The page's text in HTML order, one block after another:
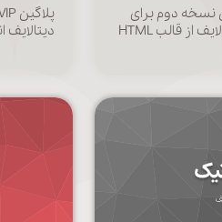
نسخه دوم برای
اولین بار و به صورت اختصاصی به دیتالایف از قالب HTML
دیتالایف